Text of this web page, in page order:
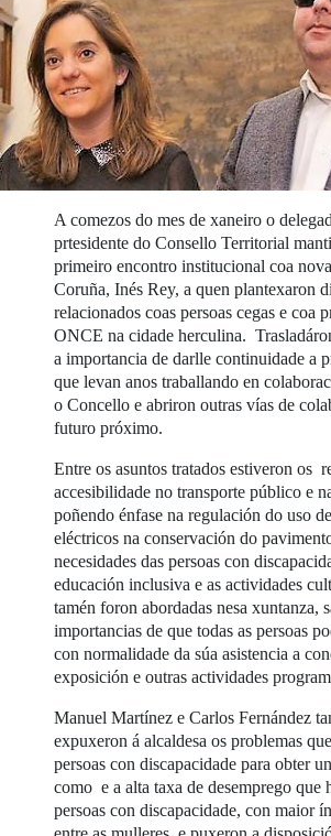
A comezos do mes de xaneiro o
prtesidente do Consello Territorial
primeiro encontro institucional coa
Coruña, Inés Rey, a quen plantexaron
relacionados coas persoas cegas e coa
ONCE na cidade herculina.
a importancia de darlle continuidade a
que levan anos traballando en
o Concello e abriron outras vías de
futuro próximo.
Entre os asuntos tratados estiveron os
accesibilidade no transporte público e
poñendo énfase na regulación do uso
eléctricos na conservación do
necesidades das persoas con
educación inclusiva e as actividades
tamén foron abordadas nesa xuntanza,
importancias de que todas as persoas
con normalidade da súa asistencia a
exposición e outras actividades
Manuel Martínez e Carlos Fernández
expuxeron á alcaldesa os problemas
persoas con discapacidade para obter
como e a alta taxa de desemprego que
persoas con discapacidade, con maior